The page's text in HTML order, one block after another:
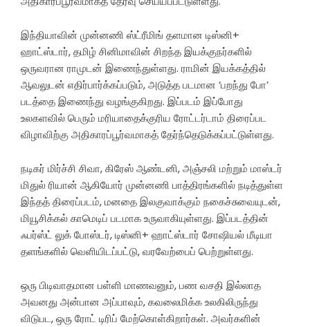
இந்தியாவின் முன்னணி ஸ்ட்ரீமிங் தளமான டிஸ்னி+
ஹாட்ஸ்டார், தமிழ் சினிமாவின் சிறந்த இயக்குநர்களில்
ஒருவரான ராமுடன் இணைந்துள்ளது. ராமின் இயக்கத்தில்
ஆவலுடன் எதிர்பார்க்கப்படும், அடுத்த படமான ‘பறந்து போ’
படத்தை இணைந்து வழங்குகிறது. இப்படம் இப்போது
உலகளவில் பெரும் மரியாதைக்குரிய ரோட்டர்டாம் திரைப்பட
விழாவிற்கு அதிகாரப்பூர்வமாகத் தேர்ந்தெடுக்கப்பட்டுள்ளது.
நடிகர் மிர்ச்சி சிவா, கிரேஸ் ஆண்டனி, அஞ்சலி மற்றும் மாஸ்டர்
மிதுல் ரியான் ஆகியோர் முன்னணி பாத்திரங்களில் நடித்துள்ள
இந்தத் திரைப்படம், மனதை இலகுவாக்கும் நகைச்சுவையுடன்,
மியூசிக்கல் காமெடிப் படமாக உருவாகியுள்ளது. இப்படத்தின்
ஃபர்ஸ்ட் லுக் போஸ்டர், டிஸ்னி+ ஹாட்ஸ்டார் சோஷியல் மீடியா
தளங்களில் வெளியிடப்பட்டு, வரவேற்பைப் பெற்றுள்ளது.
ஒரு பிடிவாதமான பள்ளி மாணவனும், பண வசதி இல்லாத
அவனது அன்பான அப்பாவும், கவலைமிக்க உலகிலிருந்து
விடுபட, ஒரு ரோட் டிரிப் மேற்கொள்கிறார்கள். அவர்களின்